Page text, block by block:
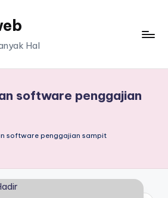
Hal
software penggajian
software penggajian sampit